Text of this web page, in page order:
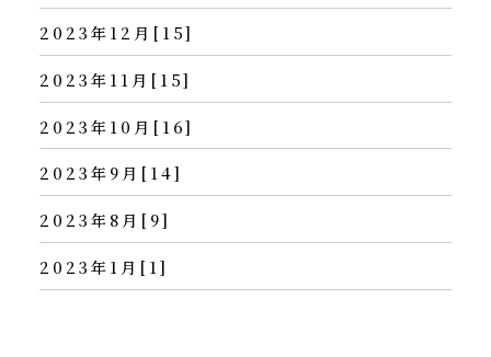
2023年12月[15]
2023年11月[15]
2023年10月[16]
2023年9月[14]
2023年8月[9]
2023年1月[1]